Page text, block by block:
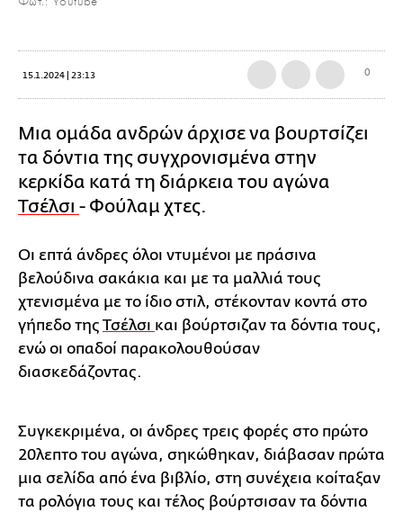
15.1.2024 | 23:13 0
Μια ομάδα ανδρών άρχισε να βουρτσίζει
τα δόντια της συγχρονισμένα στην
κερκίδα κατά τη διάρκεια του αγώνα
Τσέλσι - Φούλαμ χτες.
Οι επτά άνδρες όλοι ντυμένοι με πράσινα
βελούδινα σακάκια και με τα μαλλιά τους
χτενισμένα με το ίδιο στιλ, στέκονταν κοντά στο
γήπεδο της Τσέλσι και βούρτσιζαν τα δόντια τους,
ενώ οι οπαδοί παρακολουθούσαν
διασκεδάζοντας.
Συγκεκριμένα, οι άνδρες τρεις φορές στο πρώτο
20λεπτο του αγώνα, σηκώθηκαν, διάβασαν πρώτα
μια σελίδα από ένα βιβλίο, στη συνέχεια κοίταξαν
τα ρολόγια τους και τέλος βούρτσισαν τα δόντια